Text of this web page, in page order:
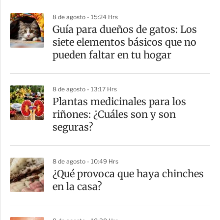
a
r
t
8 de agosto - 15:24 Hrs
Guía para dueños de gatos: Los
siete elementos básicos que no
pueden faltar en tu hogar
8 de agosto - 13:17 Hrs
Plantas medicinales para los
riñones: ¿Cuáles son y son
seguras?
8 de agosto - 10:49 Hrs
¿Qué provoca que haya chinches
en la casa?